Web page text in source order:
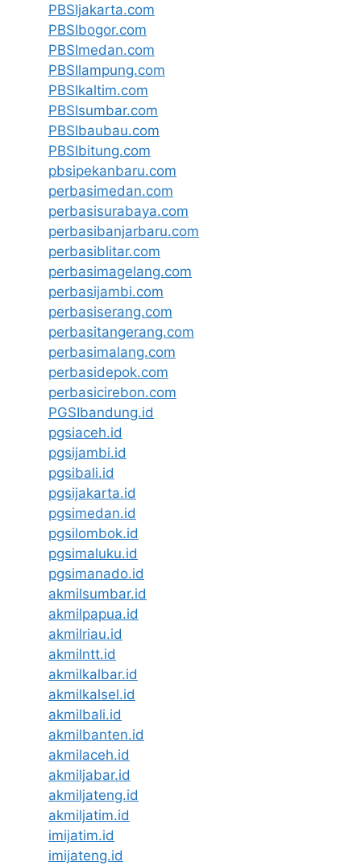
PBSIjakarta.com
PBSIbogor.com
PBSImedan.com
PBSIlampung.com
PBSIkaltim.com
PBSIsumbar.com
PBSIbaubau.com
PBSIbitung.com
pbsipekanbaru.com
perbasimedan.com
perbasisurabaya.com
perbasibanjarbaru.com
perbasiblitar.com
perbasimagelang.com
perbasijambi.com
perbasiserang.com
perbasitangerang.com
perbasimalang.com
perbasidepok.com
perbasicirebon.com
PGSIbandung.id
pgsiaceh.id
pgsijambi.id
pgsibali.id
pgsijakarta.id
pgsimedan.id
pgsilombok.id
pgsimaluku.id
pgsimanado.id
akmilsumbar.id
akmilpapua.id
akmilriau.id
akmilntt.id
akmilkalbar.id
akmilkalsel.id
akmilbali.id
akmilbanten.id
akmilaceh.id
akmiljabar.id
akmiljateng.id
akmiljatim.id
imijatim.id
imijateng.id